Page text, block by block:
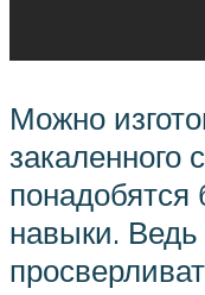
Можно
закаленного
понадобятся
навыки.